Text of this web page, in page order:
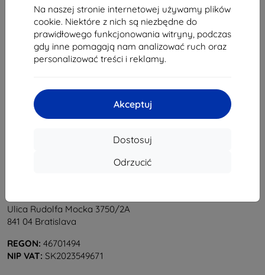
Na naszej stronie internetowej używamy plików
cookie. Niektóre z nich są niezbędne do
prawidłowego funkcjonowania witryny, podczas
gdy inne pomagają nam analizować ruch oraz
personalizować treści i reklamy.
Akceptuj
Dostosuj
Odrzucić
1
Ulica Rudolfa Mocka 3750/2A
841 04 Bratislava
REGON: 46701494
NIP VAT: SK2023549671